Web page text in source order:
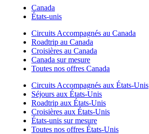
Canada
États-unis
Circuits Accompagnés au Canada
Roadtrip au Canada
Croisières au Canada
Canada sur mesure
Toutes nos offres Canada
Circuits Accompagnés aux États-Unis
Séjours aux États-Unis
Roadtrip aux États-Unis
Croisières aux États-Unis
États-unis sur mesure
Toutes nos offres États-Unis